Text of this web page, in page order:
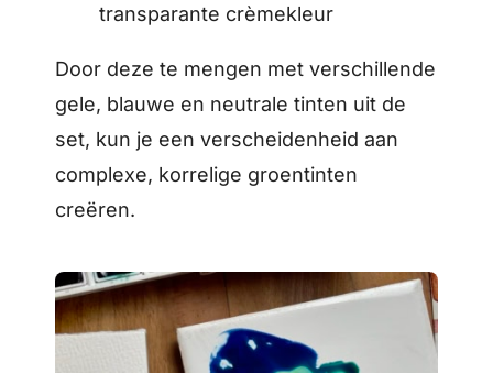
transparante crèmekleur
Door deze te mengen met verschillende
gele, blauwe en neutrale tinten uit de
set, kun je een verscheidenheid aan
complexe, korrelige groentinten
creëren.